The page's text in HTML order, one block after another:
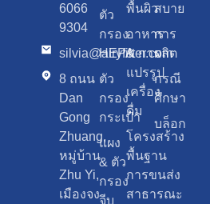
ตัว
กรอง
HEPA
ตัว
กรอง
กระเป๋า
แผง
& ตัว
กรอง
จีบ
พื้นผิว
อาหาร
& การ
แปรรูป
เครื่อง
ดื่ม
โครงสร้าง
พื้นฐาน
การขนส่ง
สาธารณะ
สบาย
การ
ผลิต
กรณี
ศึกษา
บล็อก
6066
9304
silvia@airyfilter.com
8 ถนน
Dan
Gong
Zhuang,
หมู่บ้าน
Zhu Yi,
เมืองจง